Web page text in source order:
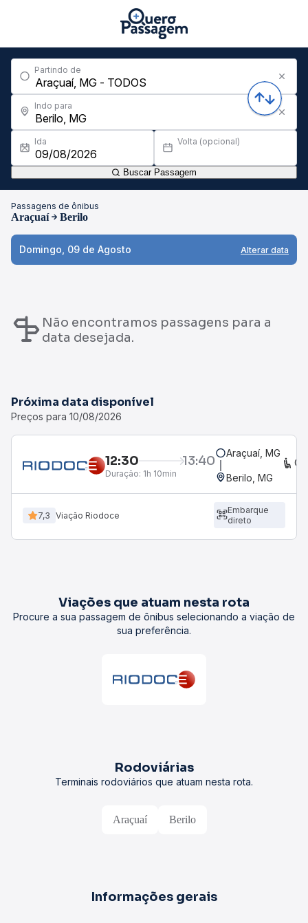
Partindo de
Indo para
Ida Volta (opcional)
Buscar Passagem
Passagens de ônibus
Araçuaí Berilo
Domingo, 09 de Agosto Alterar data
Não encontramos passagens para a
data desejada.
Próxima data disponível
Preços para 10/08/2026
12:30 13:40
Duração: 1h 10min
Araçuaí, MG
Berilo, MG
7,3 Viação Riodoce
Embarque
direto
Viações que atuam nesta rota
Procure a sua passagem de ônibus selecionando a viação de
sua preferência.
Rodoviárias
Terminais rodoviários que atuam nesta rota.
Araçuaí Berilo
Informações gerais